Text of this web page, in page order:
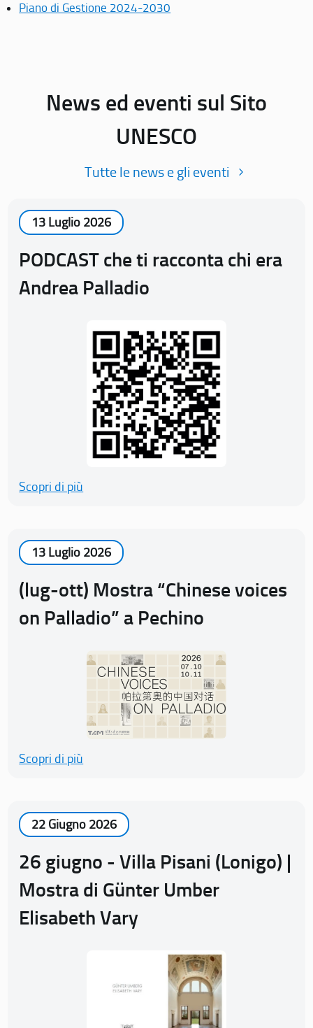
Piano di Gestione 2024-2030
News ed eventi sul Sito
UNESCO
Tutte le news e gli eventi
13 Luglio 2026
PODCAST che ti racconta chi era
Andrea Palladio
Scopri di più
13 Luglio 2026
(lug-ott) Mostra “Chinese voices
on Palladio” a Pechino
Scopri di più
22 Giugno 2026
26 giugno - Villa Pisani (Lonigo) |
Mostra di Günter Umber
Elisabeth Vary